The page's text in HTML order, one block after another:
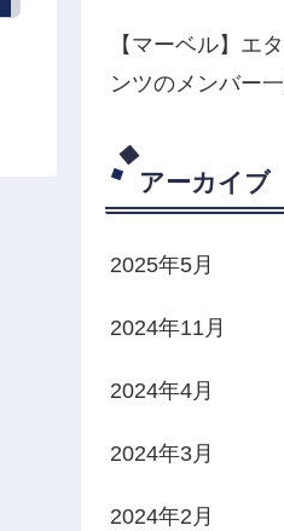
【マーベル】エ
ンツのメンバー
アーカイブ
2025年5月
2024年11月
2024年4月
2024年3月
2024年2月